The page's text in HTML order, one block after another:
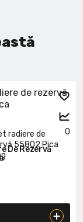
0
De Rezervă